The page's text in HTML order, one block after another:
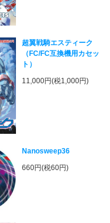
超翼戦騎エスティーク
（FC/FC互換機用カセッ
ト）
11,000円(税1,000円)
Nanosweep36
660円(税60円)